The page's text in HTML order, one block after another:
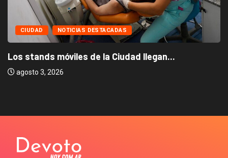
CIUDAD NOTICIAS DESTACADAS
Los stands móviles de la Ciudad llegan...
agosto 3, 2026